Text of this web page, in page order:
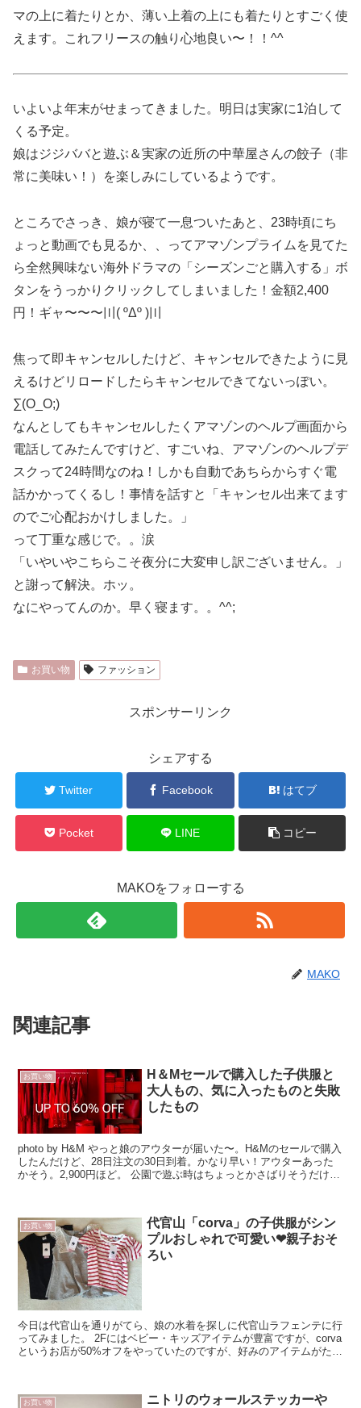
マの上に着たりとか、薄い上着の上にも着たりとすごく使
えます。これフリースの触り心地良い〜！！^^
いよいよ年末がせまってきました。明日は実家に1泊して
くる予定。
娘はジジババと遊ぶ＆実家の近所の中華屋さんの餃子（非
常に美味い！）を楽しみにしているようです。
ところでさっき、娘が寝て一息ついたあと、23時頃にち
ょっと動画でも見るか、、ってアマゾンプライムを見てた
ら全然興味ない海外ドラマの「シーズンごと購入する」ボ
タンをうっかりクリックしてしまいました！金額2,400
円！ギャ〜〜〜〣( ºΔº )〣
焦って即キャンセルしたけど、キャンセルできたように見
えるけどリロードしたらキャンセルできてないっぽい。
∑(O_O;)
なんとしてもキャンセルしたくアマゾンのヘルプ画面から
電話してみたんですけど、すごいね、アマゾンのヘルプデ
スクって24時間なのね！しかも自動であちらからすぐ電
話かかってくるし！事情を話すと「キャンセル出来てます
のでご心配おかけしました。」
って丁重な感じで。。涙
「いやいやこちらこそ夜分に大変申し訳ございません。」
と謝って解決。ホッ。
なにやってんのか。早く寝ます。。^^;
お買い物 ファッション
スポンサーリンク
シェアする
Twitter Facebook はてブ
Pocket LINE コピー
MAKOをフォローする
MAKO
関連記事
お買い物
H＆Mセールで購入した子供服と
大人もの、気に入ったものと失敗
したもの
photo by H&M やっと娘のアウターが届いた〜。H&Mのセールで購入
したんだけど、28日注文の30日到着。かなり早い！アウターあった
かそう。2,900円ほど。 公園で遊ぶ時はちょっとかさばりそうだけ
お買い物
代官山「corva」の子供服がシン
プルおしゃれで可愛い❤︎親子おそ
ろい
今日は代官山を通りがてら、娘の水着を探しに代官山ラフェンテに行
ってみました。 2Fにはベビー・キッズアイテムが豊富ですが、corva
というお店が50%オフをやっていたのですが、好みのアイテムがたく
お買い物
ニトリのウォールステッカーや